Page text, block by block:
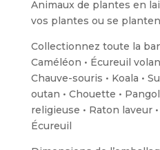
Animaux de plantes en
vos plantes ou se
Collectionnez toute la
Caméléon • Écureuil
Chauve-souris • Koala •
outan • Chouette •
religieuse • Raton laveur
Écureuil